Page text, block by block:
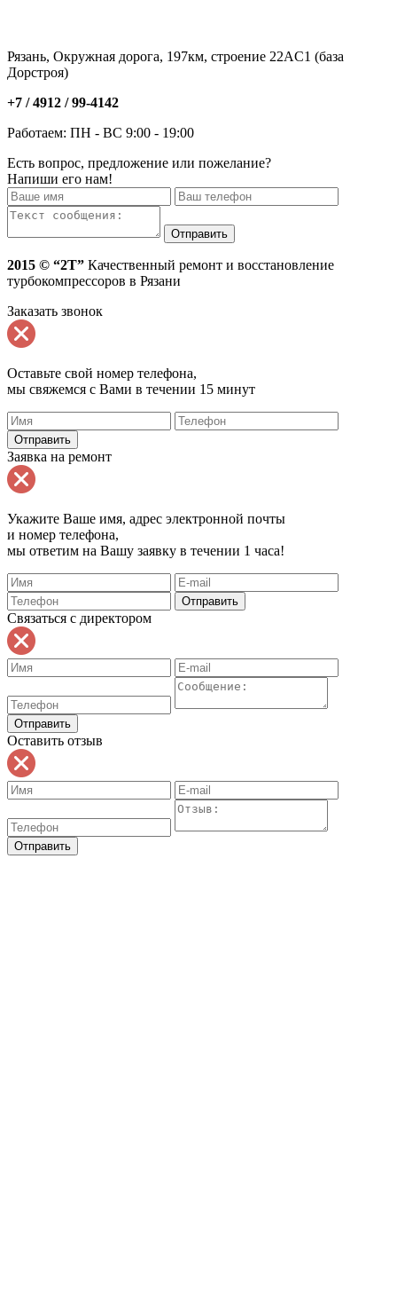
Рязань, Окружная дорога, 197км, строение 22АC1 (база
Дорстроя)
+7 / 4912 /99-4142
Работаем: ПН - ВС 9:00 - 19:00
Есть вопрос, предложение или пожелание?
Напиши его нам!
2015 © “2T” Качественный ремонт и восстановление
турбокомпрессоров в Рязани
Заказать звонок
Оставьте свой номер телефона,
мы свяжемся с Вами в течении 15 минут
Заявка на ремонт
Укажите Ваше имя, адрес электронной почты
и номер телефона,
мы ответим на Вашу заявку в течении 1 часа!
Связаться с директором
Оставить отзыв